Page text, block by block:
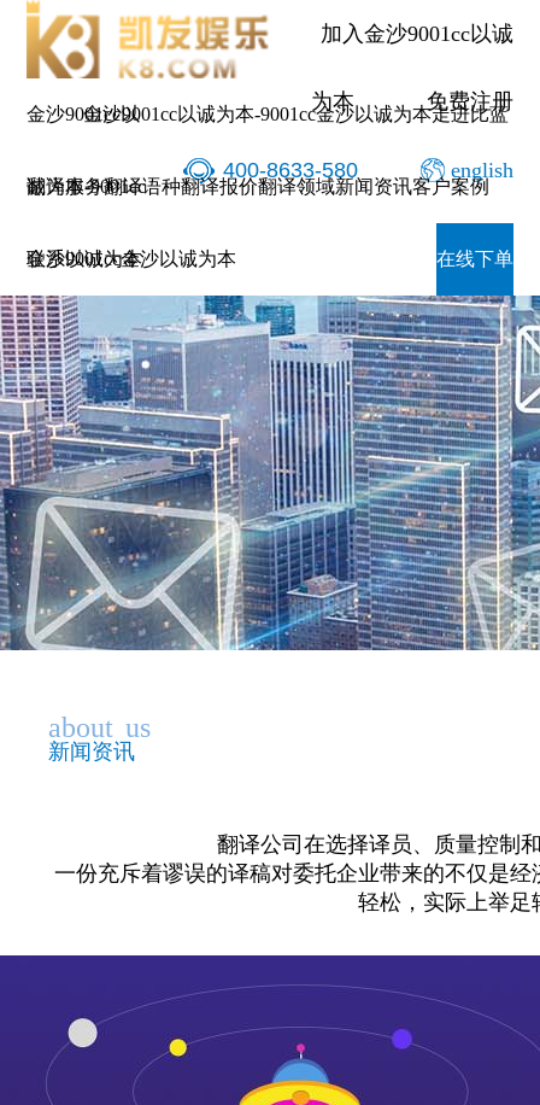
翻译公司-金沙9001cc以诚
加入金沙9001cc以诚
为本 免费注册
400-8633-580 english
金沙9001cc以
诚为本-9001cc
金沙以诚为本
金沙9001cc以诚为本-9001cc金沙以诚为本走进比蓝
翻译服务翻译语种翻译报价翻译领域新闻资讯客户案例
联系9001cc金沙以诚为本 在线下单
about us
新闻资讯
翻译公司在选择译员、质量控制
一份充斥着谬误的译稿对委托企业带来的不仅是
轻松，实际上举足